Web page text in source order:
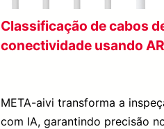
Classificação de cabos
conectividade usando
META-aivi transforma a
com IA, garantindo precisão